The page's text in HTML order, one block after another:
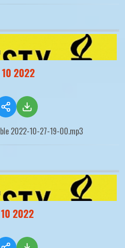
2022
2022-10-27-19-00.mp3
2022